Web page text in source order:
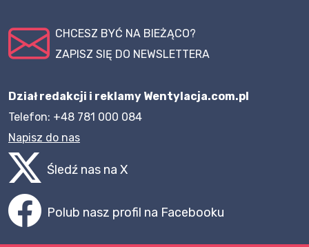
CHCESZ BYĆ NA BIEŻĄCO?
ZAPISZ SIĘ DO NEWSLETTERA
Dział redakcji i reklamy Wentylacja.com.pl
Telefon: +48 781 000 084
Napisz do nas
Śledź nas na X
Polub nasz profil na Facebooku